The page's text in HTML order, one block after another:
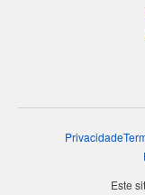
Privacidade
Este